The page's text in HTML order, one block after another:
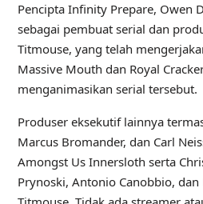
Pencipta Infinity Prepare, Owen
sebagai pembuat serial dan
Titmouse, yang telah
Massive Mouth dan Royal
menganimasikan serial tersebut.
Produser eksekutif lainnya
Marcus Bromander, dan Carl
Amongst Us Innersloth serta
Prynoski, Antonio Canobbio,